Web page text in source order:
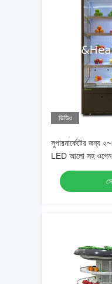
ভিডিও
সুপারমার্কেটের জন্য
LED আলো সহ ওপেন